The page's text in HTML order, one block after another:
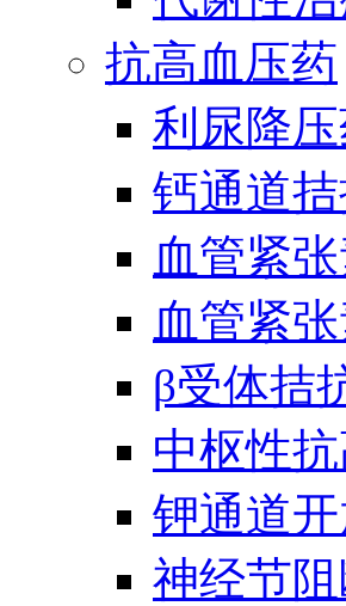
抗高血压药
利尿降
钙通道
血管紧
血管紧
β受体拮
中枢性
钾通道
神经节